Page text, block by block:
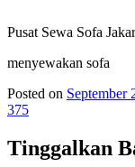
Pusat Sewa Sofa
menyewakan sofa
Posted on September
375
Tinggalkan